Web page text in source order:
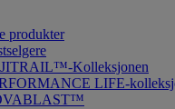
produkter
Kolleksjonen
LIFE-